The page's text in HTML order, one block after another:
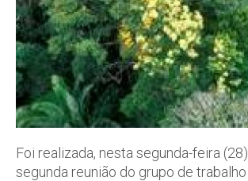
Foi realizada, nesta segunda-feira
segunda reunião do grupo de